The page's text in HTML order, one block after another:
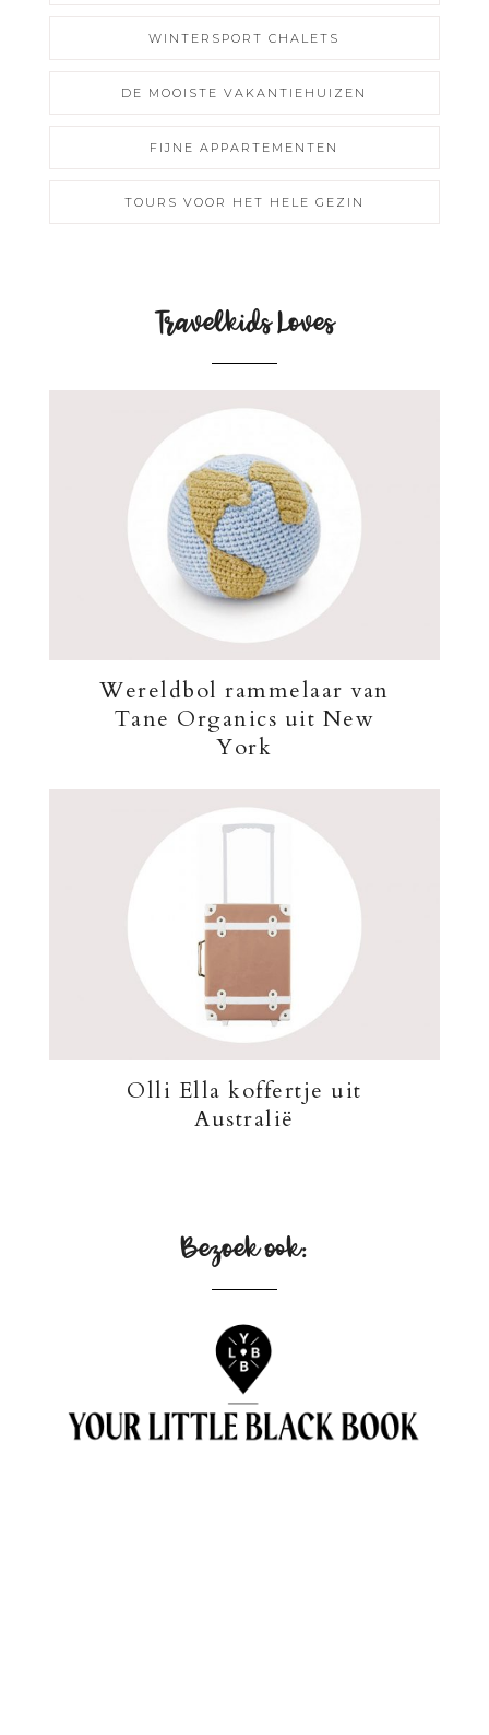
WINTERSPORT CHALETS
DE MOOISTE VAKANTIEHUIZEN
FIJNE APPARTEMENTEN
TOURS VOOR HET HELE GEZIN
Travelkids Loves
Wereldbol rammelaar van
Tane Organics uit New
York
Olli Ella koffertje uit
Australië
Bezoek ook: